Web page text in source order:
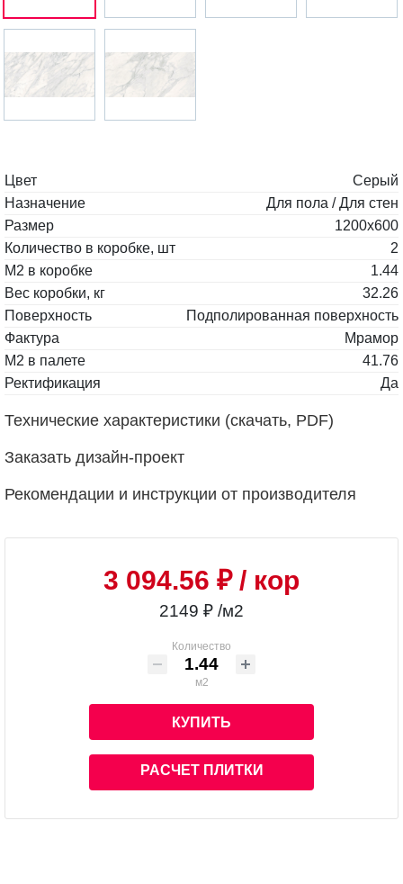
Цвет
Серый
Назначение
Для пола / Для стен
Размер
1200х600
Количество в коробке, шт
2
М2 в коробке
1.44
Вес коробки, кг
32.26
Поверхность
Подполированная поверхность
Фактура
Мрамор
М2 в палете
41.76
Ректификация
Да
Технические характеристики (скачать, PDF)
Заказать дизайн-проект
Рекомендации и инструкции от производителя
3 094.56 ₽/ кор
2149 ₽ /м2
Количество
м2
КУПИТЬ
РАСЧЕТ ПЛИТКИ